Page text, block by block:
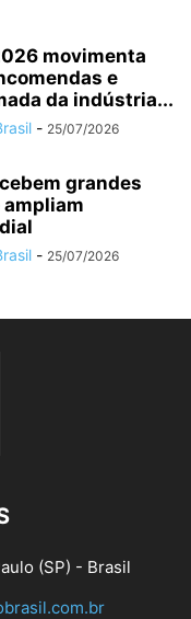
movimenta
e
da indústria...
- 25/07/2026
grandes
ampliam
- 25/07/2026
(SP) - Brasil